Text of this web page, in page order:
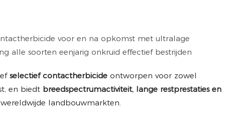
voor en na opkomst met ultralage
alle soorten eenjarig onkruid effectief bestrijden
selectief contactherbicide ontworpen voor zowel
en biedt breedspectrumactiviteit, lange restprestaties en
landbouwmarkten.